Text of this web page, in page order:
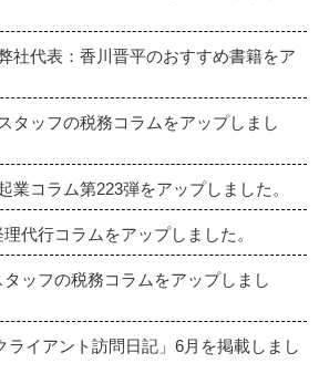
社代表：香川晋平のおすすめ書籍をア
タッフの税務コラムをアップしまし
コラム第223弾をアップしました。
代行コラムをアップしました。
ッフの税務コラムをアップしまし
ライアント訪問日記」6月を掲載しまし